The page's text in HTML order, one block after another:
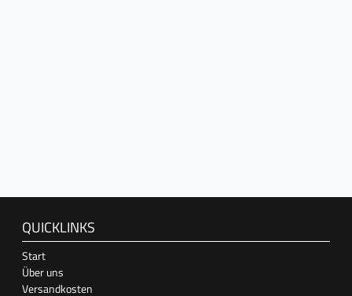
QUICKLINKS
Start
Über uns
Versandkosten